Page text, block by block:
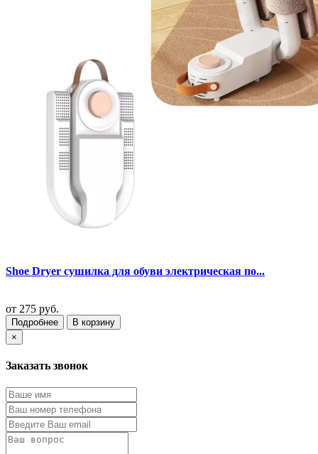
Shoe Dryer сушилка для обуви электрическая по...
от 275 руб.
Подробнее
В корзину
×
Заказать звонок